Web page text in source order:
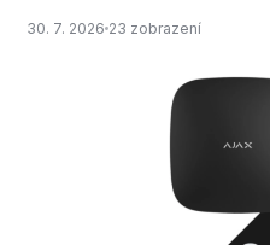
30. 7. 2026 23 zobrazení